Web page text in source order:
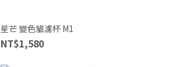
星芒 變色貓濾杯 M1
NT$1,580